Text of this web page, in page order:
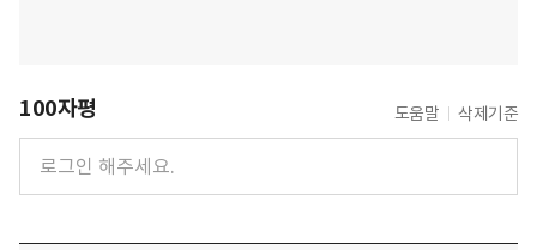
100자평 도움말 삭제기준